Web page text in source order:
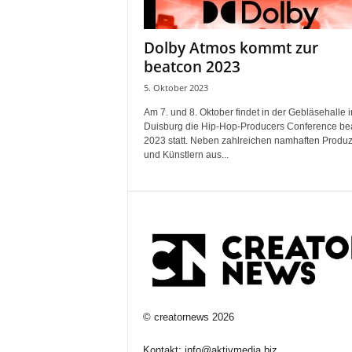
Dolby Atmos kommt zur
beatcon 2023
5. Oktober 2023
Am 7. und 8. Oktober findet in der Gebläsehalle
Duisburg die Hip-Hop-Producers Conference
2023 statt. Neben zahlreichen namhaften
und Künstlern aus...
© creatornews 2026